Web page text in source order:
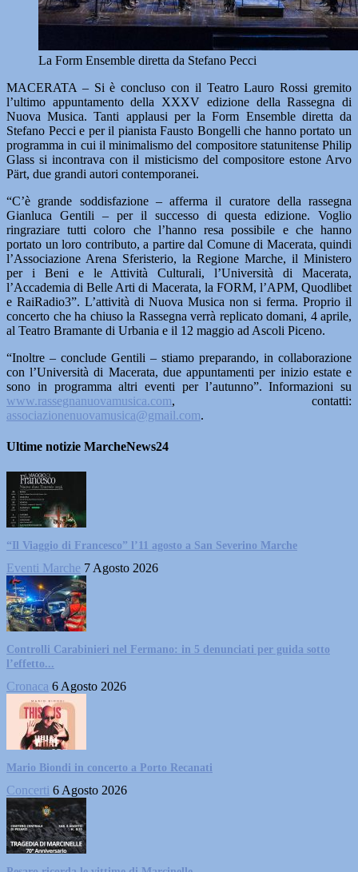
La Form Ensemble diretta da Stefano Pecci
MACERATA – Si è concluso con il Teatro Lauro Rossi gremito
l’ultimo appuntamento della XXXV edizione della Rassegna di
Nuova Musica. Tanti applausi per la Form Ensemble diretta da
Stefano Pecci e per il pianista Fausto Bongelli che hanno portato un
programma in cui il minimalismo del compositore statunitense Philip
Glass si incontrava con il misticismo del compositore estone Arvo
Pärt, due grandi autori contemporanei.
“C’è grande soddisfazione – afferma il curatore della rassegna
Gianluca Gentili – per il successo di questa edizione. Voglio
ringraziare tutti coloro che l’hanno resa possibile e che hanno
portato un loro contributo, a partire dal Comune di Macerata, quindi
l’Associazione Arena Sferisterio, la Regione Marche, il Ministero
per i Beni e le Attività Culturali, l’Università di Macerata,
l’Accademia di Belle Arti di Macerata, la FORM, l’APM, Quodlibet
e RaiRadio3”. L’attività di Nuova Musica non si ferma. Proprio il
concerto che ha chiuso la Rassegna verrà replicato domani, 4 aprile,
al Teatro Bramante di Urbania e il 12 maggio ad Ascoli Piceno.
“Inoltre – conclude Gentili – stiamo preparando, in collaborazione
con l’Università di Macerata, due appuntamenti per inizio estate e
sono in programma altri eventi per l’autunno”. Informazioni su
www.rassegnanuovamusica.com, contatti:
associazionenuovamusica@gmail.com.
Ultime notizie MarcheNews24
“Il Viaggio di Francesco” l’11 agosto a San Severino Marche
Eventi Marche 7 Agosto 2026
Controlli Carabinieri nel Fermano: in 5 denunciati per guida sotto
l’effetto...
Cronaca 6 Agosto 2026
Mario Biondi in concerto a Porto Recanati
Concerti 6 Agosto 2026